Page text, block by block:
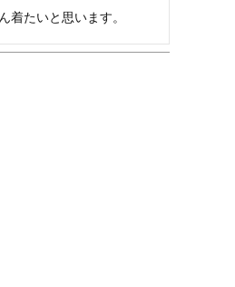
着たいと思います。